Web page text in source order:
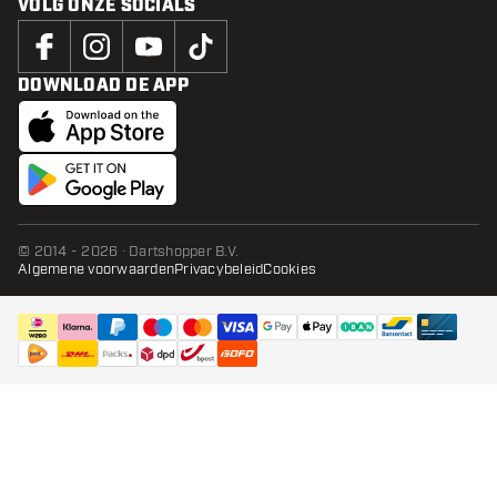
VOLG ONZE SOCIALS
DOWNLOAD DE APP
© 2014 - 2026 · Dartshopper B.V.
Algemene voorwaardenPrivacybeleidCookies